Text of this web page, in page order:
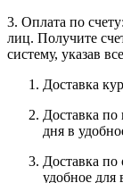
3. Оплата по
лиц. Получите
систему, указав
Доставка
Доставка по
дня в
Доставка по
удобное для